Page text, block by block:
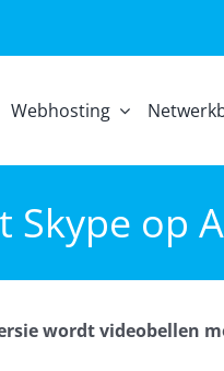
Webhosting
Skype op
wordt videobellen